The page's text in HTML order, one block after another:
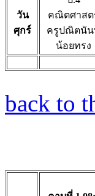
วัน
ศุกร์
คณิตศาสต
ครูปณิตนัน
น้อยทรง
back to